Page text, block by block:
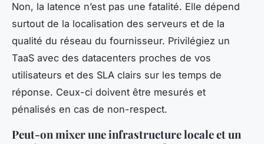
Non, la latence n’est pas une fatalité. Elle dépend
surtout de la localisation des serveurs et de la
qualité du réseau du fournisseur. Privilégiez un
TaaS avec des datacenters proches de vos
utilisateurs et des SLA clairs sur les temps de
réponse. Ceux-ci doivent être mesurés et
pénalisés en cas de non-respect.
Peut-on mixer une infrastructure locale et un